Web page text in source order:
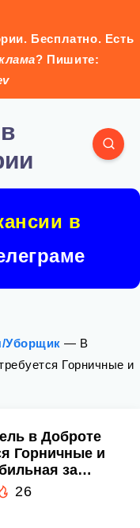
Бесплатно. Есть
? Пишите:
в
Уборщик — В
Горничные и
в Доброте
Горничные и
за…
26